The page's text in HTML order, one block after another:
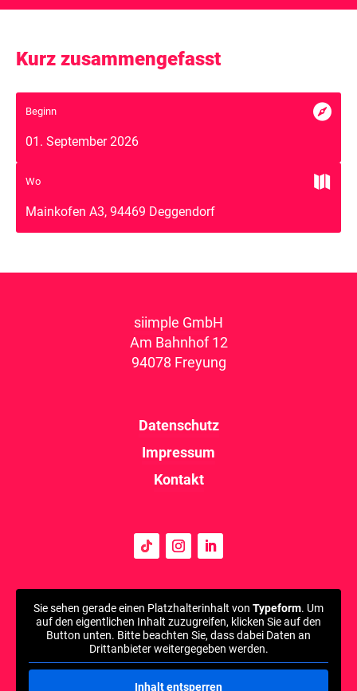
Kurz zusammengefasst
Beginn 
01. September 2026
Wo 
Mainkofen A3, 94469 Deggendorf
siimple GmbH
Am Bahnhof 12
94078 Freyung
Datenschutz
Impressum
Kontakt
Sie sehen gerade einen Platzhalterinhalt von Typeform. Um
auf den eigentlichen Inhalt zuzugreifen, klicken Sie auf den
Button unten. Bitte beachten Sie, dass dabei Daten an
Drittanbieter weitergegeben werden.
Inhalt entsperren